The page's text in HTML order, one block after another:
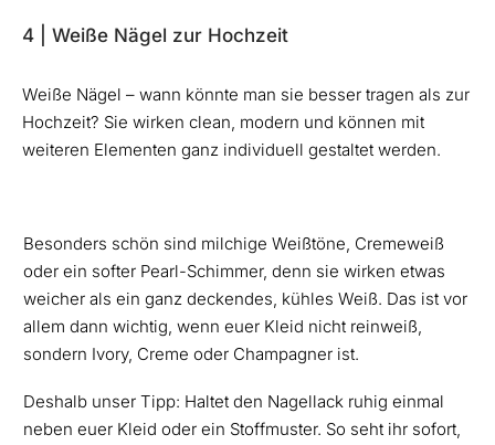
4 | Weiße Nägel zur Hochzeit
Weiße Nägel – wann könnte man sie besser tragen als zur
Hochzeit? Sie wirken clean, modern und können mit
weiteren Elementen ganz individuell gestaltet werden.
Besonders schön sind milchige Weißtöne, Cremeweiß
oder ein softer Pearl-Schimmer, denn sie wirken etwas
weicher als ein ganz deckendes, kühles Weiß. Das ist vor
allem dann wichtig, wenn euer Kleid nicht reinweiß,
sondern Ivory, Creme oder Champagner ist.
Deshalb unser Tipp: Haltet den Nagellack ruhig einmal
neben euer Kleid oder ein Stoffmuster. So seht ihr sofort,